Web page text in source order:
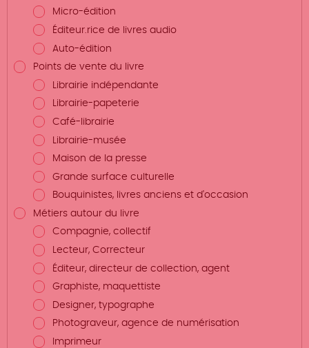
Micro-édition
Éditeur.rice de livres audio
Auto-édition
Points de vente du livre
Librairie indépendante
Librairie-papeterie
Café-librairie
Librairie-musée
Maison de la presse
Grande surface culturelle
Bouquinistes, livres anciens et d'occasion
Métiers autour du livre
Compagnie, collectif
Lecteur, Correcteur
Éditeur, directeur de collection, agent
Graphiste, maquettiste
Designer, typographe
Photograveur, agence de numérisation
Imprimeur